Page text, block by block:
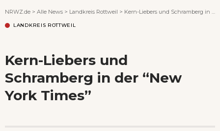
NRWZ.de > Alle News > Landkreis Rottweil > Kern-Liebers und Schramberg in der “New York Times”
LANDKREIS ROTTWEIL
Kern-Liebers und
Schramberg in der “New
York Times”